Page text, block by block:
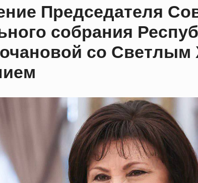
Председателя
собрания
со